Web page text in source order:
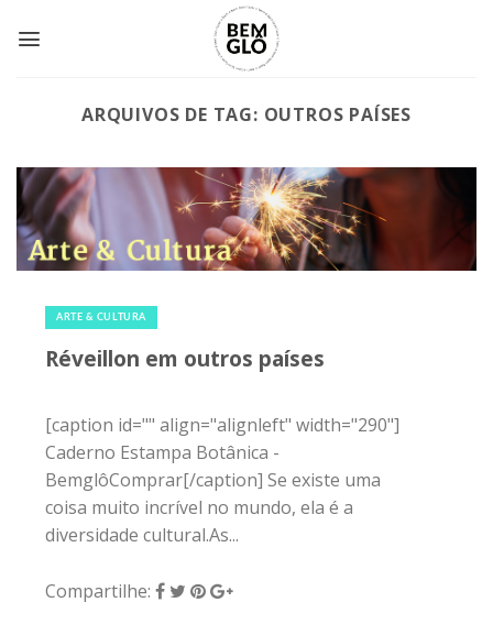
ARQUIVOS DE TAG: OUTROS PAÍSES
ARTE & CULTURA
Réveillon em outros países
[caption id="" align="alignleft" width="290"]
Caderno Estampa Botânica -
BemglôComprar[/caption] Se existe uma
coisa muito incrível no mundo, ela é a
diversidade cultural.As...
Compartilhe: